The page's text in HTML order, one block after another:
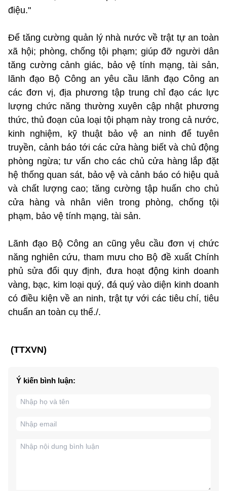
điệu."
Để tăng cường quản lý nhà nước về trật tự an toàn
xã hội; phòng, chống tội phạm; giúp đỡ người dân
tăng cường cảnh giác, bảo vệ tính mạng, tài sản,
lãnh đạo Bộ Công an yêu cầu lãnh đạo Công an
các đơn vị, địa phương tập trung chỉ đạo các lực
lượng chức năng thường xuyên cập nhật phương
thức, thủ đoạn của loại tội phạm này trong cả nước,
kinh nghiệm, kỹ thuật bảo vệ an ninh để tuyên
truyền, cảnh báo tới các cửa hàng biết và chủ động
phòng ngừa; tư vấn cho các chủ cửa hàng lắp đặt
hệ thống quan sát, bảo vệ và cảnh báo có hiệu quả
và chất lượng cao; tăng cường tập huấn cho chủ
cửa hàng và nhân viên trong phòng, chống tội
phạm, bảo vệ tính mạng, tài sản.
Lãnh đạo Bộ Công an cũng yêu cầu đơn vị chức
năng nghiên cứu, tham mưu cho Bộ đề xuất Chính
phủ sửa đổi quy định, đưa hoạt động kinh doanh
vàng, bạc, kim loại quý, đá quý vào diện kinh doanh
có điều kiện về an ninh, trật tự với các tiêu chí, tiêu
chuẩn an toàn cụ thể./.
(TTXVN)
Ý kiến bình luận: